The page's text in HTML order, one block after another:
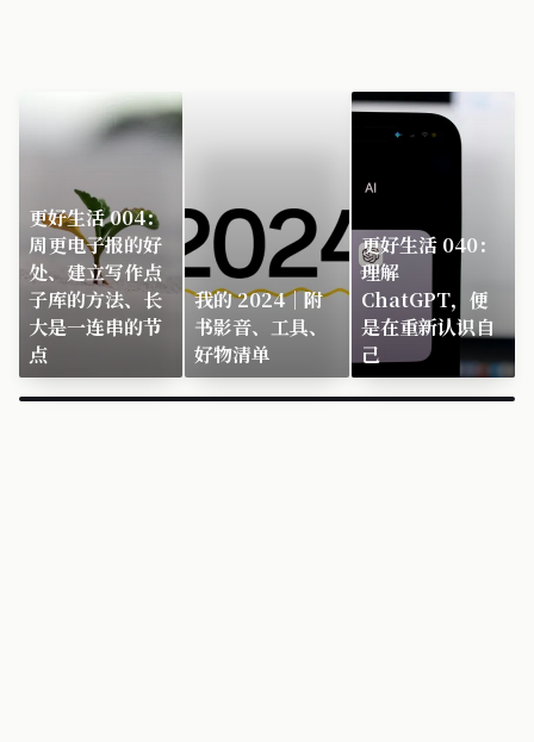
更好生活 004：
周更电子报的好
处、建立写作点
子库的方法、长
大是一连串的节
点
我的 2024｜附
书影音、工具、
好物清单
更好生活 040：
理解
ChatGPT，便
是在重新认识自
己